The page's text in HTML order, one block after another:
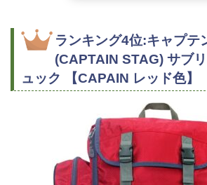
ランキング4位:キャプテ
(CAPTAIN STAG) サブ
ュック 【CAPAIN レッド色】